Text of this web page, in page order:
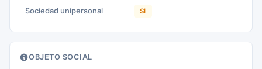
Sociedad unipersonal SI
OBJETO SOCIAL